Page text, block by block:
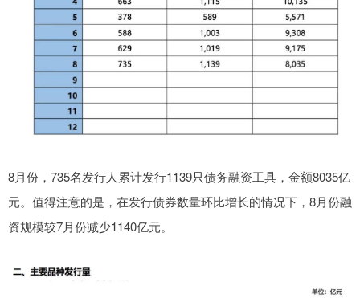
8月份，735名发行人累计发行1139只债务融资工具，金额8035亿
元。值得注意的是，在发行债券数量环比增长的情况下，8月份融
资规模较7月份减少1140亿元。